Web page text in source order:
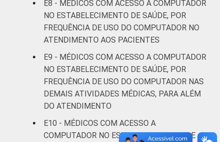
De 36 a 50
anos
26
De 51
anos ou
mais
4
Interior
E8 - MÉDICOS COM ACESSO A COMPUTADOR
NO ESTABELECIMENTO DE SAÚDE, POR
FREQUÊNCIA DE USO DO COMPUTADOR NO
ATENDIMENTO AOS PACIENTES
E9 - MÉDICOS COM ACESSO A COMPUTADOR
NO ESTABELECIMENTO DE SAÚDE, POR
FREQUÊNCIA DE USO DO COMPUTADOR NAS
DEMAIS ATIVIDADES MÉDICAS, PARA ALÉM
DO ATENDIMENTO
E10 - MÉDICOS COM ACESSO A
COMPUTADOR NO ESTABELECIMENTO DE